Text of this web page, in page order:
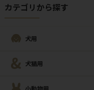
カテゴリから探す
犬用
犬猫用
小動物用